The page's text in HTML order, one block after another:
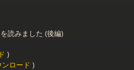
読みました (後編)
)
ンロード )